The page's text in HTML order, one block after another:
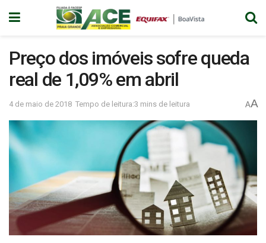
Preço dos imóveis sofre queda
real de 1,09% em abril
4 de maio de 2018 Tempo de leitura:3 mins de leitura AA